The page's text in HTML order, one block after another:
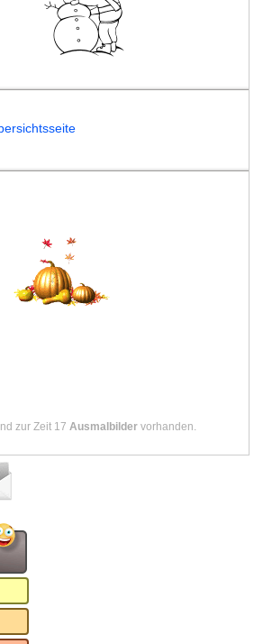
zur Zeit 17Ausmalbilder vorhanden.